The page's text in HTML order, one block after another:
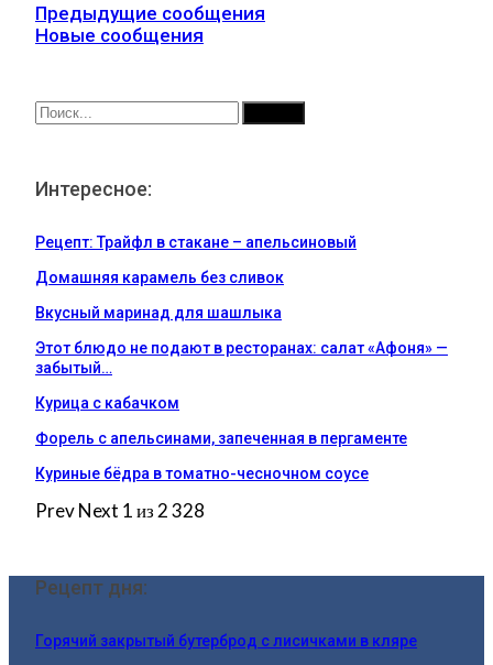
Предыдущие сообщения
Новые сообщения
Интересное:
Рецепт: Трайфл в стакане – апельсиновый
Домашняя карамель без сливок
Вкусный маринад для шашлыка
Этот блюдо не подают в ресторанах: салат «Афоня» —
забытый…
Курица с кабачком
Форель с апельсинами, запеченная в пергаменте
Куриные бёдра в томатно-чесночном соусе
PrevNext 1 из 2 328
Рецепт дня:
Горячий закрытый бутерброд с лисичками в кляре